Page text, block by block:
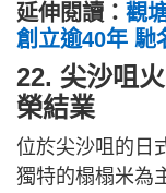
延伸閱讀： 觀
創立逾40年 馳
22. 尖沙咀
榮結業
位於尖沙咀的日
獨特的榻榻米為